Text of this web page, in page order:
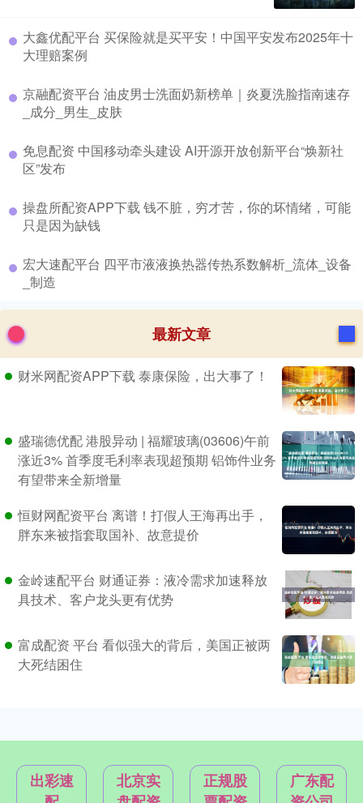
​大鑫优配平台 买保险就是买平安！中国平安发布2025年十
大理赔案例
​京融配资平台 油皮男士洗面奶新榜单｜炎夏洗脸指南速存
_成分_男生_皮肤
​免息配资 中国移动牵头建设 AI开源开放创新平台“焕新社
区”发布
​操盘所配资APP下载 钱不脏，穷才苦，你的坏情绪，可能
只是因为缺钱
​宏大速配平台 四平市液液换热器传热系数解析_流体_设备
_制造
最新文章
财米网配资APP下载 泰康保险，出大事了！
盛瑞德优配 港股异动 | 福耀玻璃(03606)午前
涨近3% 首季度毛利率表现超预期 铝饰件业务
有望带来全新增量
恒财网配资平台 离谱！打假人王海再出手，
胖东来被指套取国补、故意提价
金岭速配平台 财通证券：液冷需求加速释放
具技术、客户龙头更有优势
富成配资 平台 看似强大的背后，美国正被两
大死结困住
出彩速
北京实
正规股
广东配